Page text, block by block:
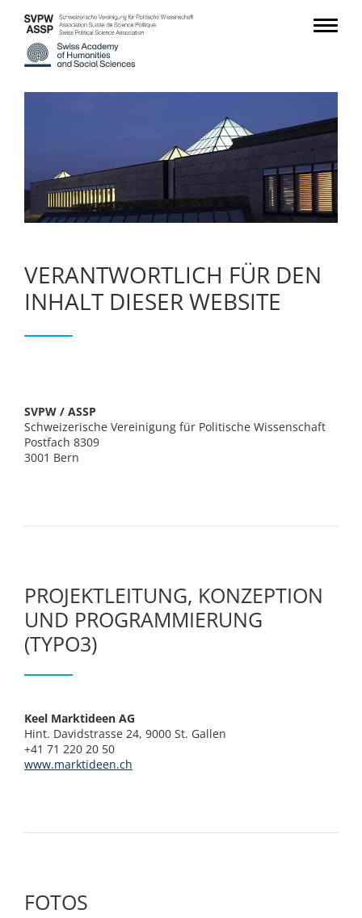
VERANTWORTLICH FÜR DEN
INHALT DIESER WEBSITE
SVPW / ASSP
Schweizerische Vereinigung für Politische Wissenschaft
Postfach 8309
3001 Bern
PROJEKTLEITUNG, KONZEPTION
UND PROGRAMMIERUNG
(TYPO3)
Keel Marktideen AG
Hint. Davidstrasse 24, 9000 St. Gallen
+41 71 220 20 50
www.marktideen.ch
FOTOS